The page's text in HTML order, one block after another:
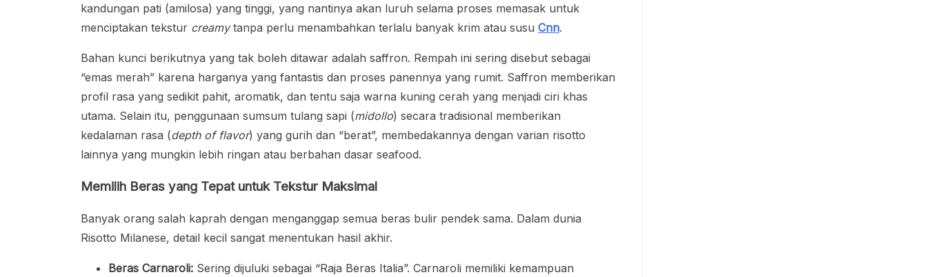
kandungan pati (amilosa) yang tinggi, yang nantinya akan luruh selama proses memasak untuk
menciptakan tekstur creamytanpa perlu menambahkan terlalu banyak krim atau susu Cnn.
Bahan kunci berikutnya yang tak boleh ditawar adalah saffron. Rempah ini sering disebut sebagai
“emas merah” karena harganya yang fantastis dan proses panennya yang rumit. Saffron memberikan
profil rasa yang sedikit pahit, aromatik, dan tentu saja warna kuning cerah yang menjadi ciri khas
utama. Selain itu, penggunaan sumsum tulang sapi (midollo) secara tradisional memberikan
kedalaman rasa (depth of flavor) yang gurih dan “berat”, membedakannya dengan varian risotto
lainnya yang mungkin lebih ringan atau berbahan dasar seafood.
Memilih Beras yang Tepat untuk Tekstur Maksimal
Banyak orang salah kaprah dengan menganggap semua beras bulir pendek sama. Dalam dunia
Risotto Milanese, detail kecil sangat menentukan hasil akhir.
Beras Carnaroli: Sering dijuluki sebagai “Raja Beras Italia”. Carnaroli memiliki kemampuan